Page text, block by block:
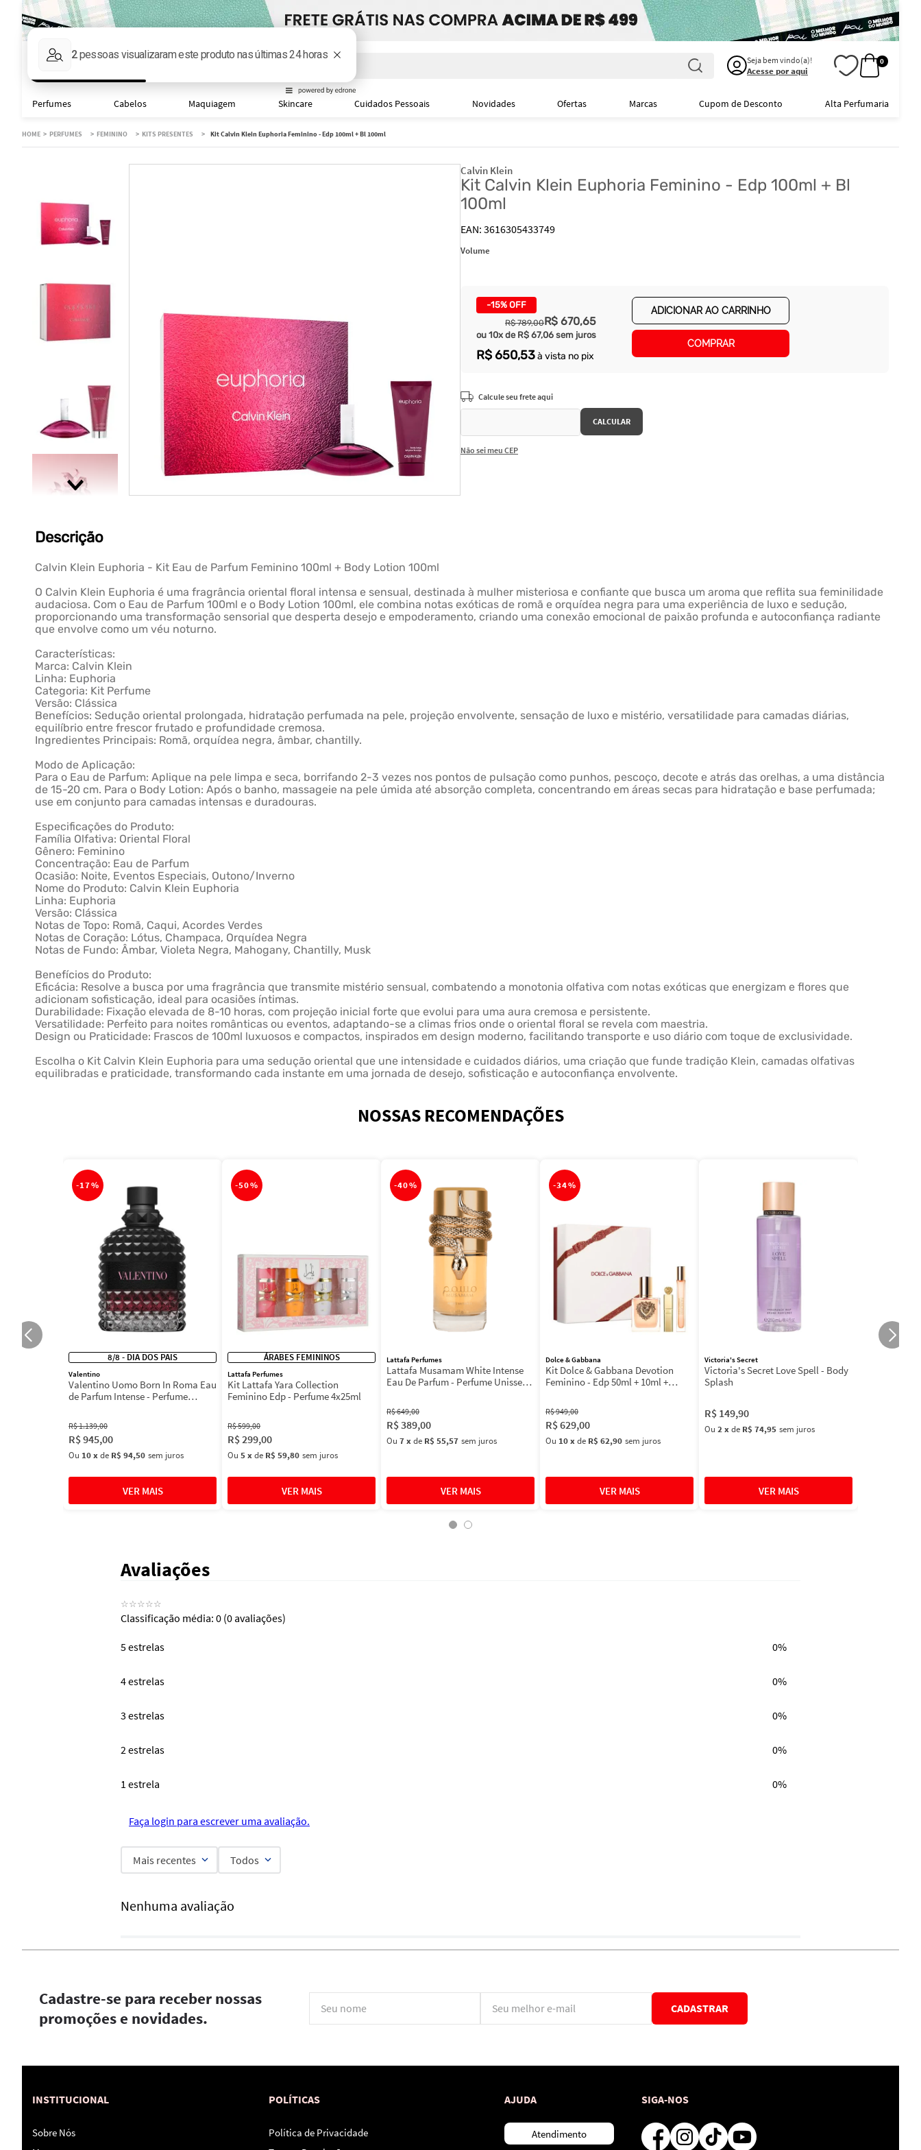
Faça sua busca aqui Seja bem vindo(a)!
Acesse por aqui
0
Perfumes Cabelos Maquiagem Skincare Cuidados Pessoais Novidades Ofertas Marcas Cupom de Desconto Alta Perfumaria
PERFUMES FEMININO KITS PRESENTES Kit Calvin Klein Euphoria Feminino - Edp 100ml + Bl 100ml
Calvin Klein
Kit Calvin Klein Euphoria Feminino - Edp 100ml + Bl
100ml
3616305433749
Volume
-15% OFF
R$ 670,65
R$ 789,00
ou 10x de R$ 67,06 sem juros
R$650,53à vista no pix
ADICIONAR AO CARRINHO
COMPRAR
Não sei meu CEP
Descrição
Calvin Klein Euphoria - Kit Eau de Parfum Feminino 100ml + Body Lotion 100ml
O Calvin Klein Euphoria é uma fragrância oriental floral intensa e sensual, destinada à mulher misteriosa e confiante que busca um aroma que reflita sua feminilidade
audaciosa. Com o Eau de Parfum 100ml e o Body Lotion 100ml, ele combina notas exóticas de romã e orquídea negra para uma experiência de luxo e sedução,
proporcionando uma transformação sensorial que desperta desejo e empoderamento, criando uma conexão emocional de paixão profunda e autoconfiança radiante
que envolve como um véu noturno.
Características:
Marca: Calvin Klein
Linha: Euphoria
Categoria: Kit Perfume
Versão: Clássica
Benefícios: Sedução oriental prolongada, hidratação perfumada na pele, projeção envolvente, sensação de luxo e mistério, versatilidade para camadas diárias,
equilíbrio entre frescor frutado e profundidade cremosa.
Ingredientes Principais: Romã, orquídea negra, âmbar, chantilly.
Modo de Aplicação:
Para o Eau de Parfum: Aplique na pele limpa e seca, borrifando 2-3 vezes nos pontos de pulsação como punhos, pescoço, decote e atrás das orelhas, a uma distância
de 15-20 cm. Para o Body Lotion: Após o banho, massageie na pele úmida até absorção completa, concentrando em áreas secas para hidratação e base perfumada;
use em conjunto para camadas intensas e duradouras.
Especificações do Produto:
Família Olfativa: Oriental Floral
Gênero: Feminino
Concentração: Eau de Parfum
Ocasião: Noite, Eventos Especiais, Outono/Inverno
Nome do Produto: Calvin Klein Euphoria
Linha: Euphoria
Versão: Clássica
Notas de Topo: Romã, Caqui, Acordes Verdes
Notas de Coração: Lótus, Champaca, Orquídea Negra
Notas de Fundo: Âmbar, Violeta Negra, Mahogany, Chantilly, Musk
Benefícios do Produto:
Eficácia: Resolve a busca por uma fragrância que transmite mistério sensual, combatendo a monotonia olfativa com notas exóticas que energizam e flores que
adicionam sofisticação, ideal para ocasiões íntimas.
Durabilidade: Fixação elevada de 8-10 horas, com projeção inicial forte que evolui para uma aura cremosa e persistente.
Versatilidade: Perfeito para noites românticas ou eventos, adaptando-se a climas frios onde o oriental floral se revela com maestria.
Design ou Praticidade: Frascos de 100ml luxuosos e compactos, inspirados em design moderno, facilitando transporte e uso diário com toque de exclusividade.
Escolha o Kit Calvin Klein Euphoria para uma sedução oriental que une intensidade e cuidados diários, uma criação que funde tradição Klein, camadas olfativas
equilibradas e praticidade, transformando cada instante em uma jornada de desejo, sofisticação e autoconfiança envolvente.
NOSSAS RECOMENDAÇÕES
-17%
8/8 - DIA DOS PAIS
Valentino
Valentino Uomo Born In Roma Eau
de Parfum Intense - Perfume
R$1.139,00
R$945,00
Ou 10xde R$ 94,50 sem juros
-50%
ÁRABES FEMININOS
Lattafa Perfumes
Kit Lattafa Yara Collection
Feminino Edp - Perfume 4x25ml
R$599,00
R$299,00
Ou 5xde R$ 59,80 sem juros
-40%
Lattafa Perfumes
Lattafa Musamam White Intense
Eau De Parfum - Perfume Unissex
R$649,00
R$389,00
Ou 7xde R$ 55,57 sem juros
-34%
Dolce & Gabbana
Kit Dolce & Gabbana Devotion
Feminino - Edp 50ml + 10ml +
R$949,00
R$629,00
Ou 10xde R$ 62,90 sem juros
Victoria's Secret
Victoria's Secret Love Spell - Body
Splash
R$ 149,90
Ou 2xde R$ 74,95 sem juros
Avaliações
☆☆☆☆☆
Classificação média: 0 (0 avaliações)
5 estrelas 0%
4 estrelas 0%
3 estrelas 0%
2 estrelas 0%
1 estrela 0%
Faça login para escrever uma avaliação.
Mais recentes Todos
Nenhuma avaliação
Cadastre-se para receber nossas
promoções e novidades.
CADASTRAR
INSTITUCIONAL
Sobre Nós
POLÍTICAS
Política de Privacidade
AJUDA
Atendimento
SIGA-NOS